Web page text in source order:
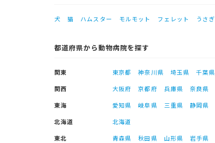
犬 猫 ハムスター モルモット フェレット うさぎ
都道府県から動物病院を探す
関東 東京都 神奈川県 埼玉県 千葉県
関西
大阪府 京都府 兵庫県 奈良県
東海
愛知県 岐阜県 三重県
静岡県
北海道
北海道
東北
青森県 秋田県 山形県 岩手県